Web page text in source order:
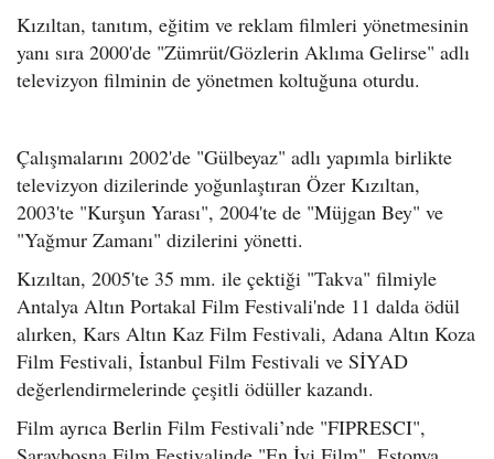
Kızıltan, tanıtım, eğitim ve reklam filmleri yönetmesinin
yanı sıra 2000'de "Zümrüt/Gözlerin Aklıma Gelirse" adlı
televizyon filminin de yönetmen koltuğuna oturdu.
Çalışmalarını 2002'de "Gülbeyaz" adlı yapımla birlikte
televizyon dizilerinde yoğunlaştıran Özer Kızıltan,
2003'te "Kurşun Yarası", 2004'te de "Müjgan Bey" ve
"Yağmur Zamanı" dizilerini yönetti.
Kızıltan, 2005'te 35 mm. ile çektiği "Takva" filmiyle
Antalya Altın Portakal Film Festivali'nde 11 dalda ödül
alırken, Kars Altın Kaz Film Festivali, Adana Altın Koza
Film Festivali, İstanbul Film Festivali ve SİYAD
değerlendirmelerinde çeşitli ödüller kazandı.
Film ayrıca Berlin Film Festivali’nde "FIPRESCI",